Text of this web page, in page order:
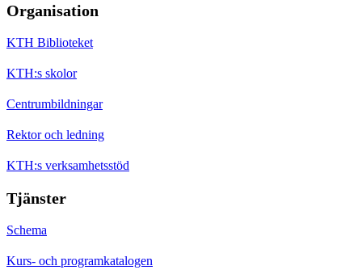
Organisation
KTH Biblioteket
KTH:s skolor
Centrumbildningar
Rektor och ledning
KTH:s verksamhetsstöd
Tjänster
Schema
Kurs- och programkatalogen